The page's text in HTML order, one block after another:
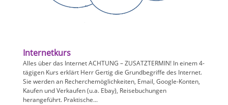
Internetkurs
Alles über das Internet ACHTUNG – ZUSATZTERMIN! In einem 4-
tägigen Kurs erklärt Herr Gertig die Grundbegriffe des Internet.
Sie werden an Recherchemöglichkeiten, Email, Google-Konten,
Kaufen und Verkaufen (u.a. Ebay), Reisebuchungen
herangeführt. Praktische...